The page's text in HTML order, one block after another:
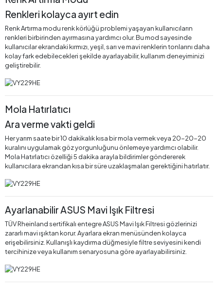
Renkleri kolayca ayırt edin
Renk Artırma modu renk körlüğü problemi yaşayan kullanıcıların
renkleri birbirinden ayırmasına yardımcı olur. Bu mod sayesinde
kullanıcılar ekrandaki kırmızı, yeşil, sarı ve mavi renklerin tonlarını daha
kolay fark edebilecekleri şekilde ayarlayabilir, kullanım deneyiminizi
geliştirebilir.
Mola Hatırlatıcı
Ara verme vakti geldi
Her yarım saate bir 10 dakikalık kısa bir mola vermek veya 20-20-20
kuralını uygulamak göz yorgunluğunu önlemeye yardımcı olabilir.
Mola Hatırlatıcı özelliği 5 dakika arayla bildirimler göndererek
kullanıcılara ekrandan kısa bir süre uzaklaşmaları gerektiğini hatırlatır.
Ayarlanabilir ASUS Mavi Işık Filtresi
TÜV Rheinland sertifikalı entegre ASUS Mavi Işık Filtresi gözlerinizi
zararlı mavi ışıktan korur. Ayarlara ekran menüsünden kolayca
erişebilirsiniz. Kullanışlı kaydırma düğmesiyle filtre seviyesini kendi
tercihinize veya kullanım senaryosuna göre ayarlayabilirsiniz.